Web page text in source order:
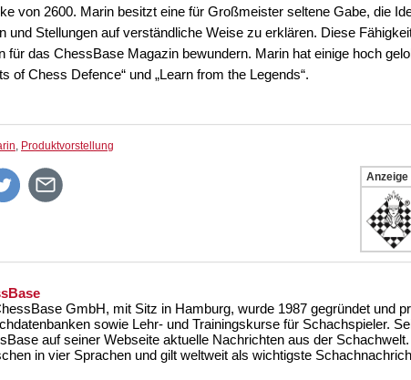
von 2600. Marin besitzt eine für Großmeister seltene Gabe, die
und Stellungen auf verständliche Weise zu erklären. Diese
für das ChessBase Magazin bewundern. Marin hat einige hoch
of Chess Defence“ und „Learn from the Legends“.
, Produktvorstellung
Anzeige
GmbH, mit Sitz in Hamburg, wurde 1987 gegründet und
sowie Lehr- und Trainingskurse für Schachspieler.
auf seiner Webseite aktuelle Nachrichten aus der
in vier Sprachen und gilt weltweit als wichtigste